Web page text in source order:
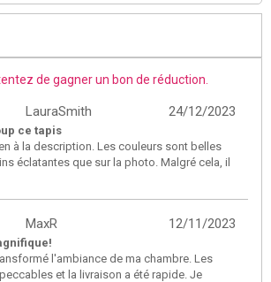
de gagner un bon de réduction.
24/12/2023
LauraSmith
ce tapis
à la description. Les couleurs sont belles
éclatantes que sur la photo. Malgré cela, il
12/11/2023
MaxR
l'ambiance de ma chambre. Les
et la livraison a été rapide. Je